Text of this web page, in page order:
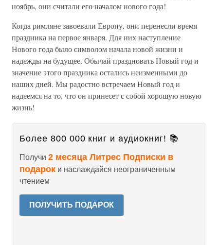
ноябрь, они считали его началом нового года!
Когда римляне завоевали Европу, они перенесли время
праздника на первое января. Для них наступление
Нового года было символом начала новой жизни и
надежды на будущее. Обычай праздновать Новый год и
значение этого праздника остались неизменными до
наших дней. Мы радостно встречаем Новый год и
надеемся на то, что он принесет с собой хорошую новую
жизнь!
Более 800 000 книг и аудиокниг! 📚
Получи 2 месяца Литрес Подписки в
подарок и наслаждайся неограниченным
чтением
ПОЛУЧИТЬ ПОДАРОК